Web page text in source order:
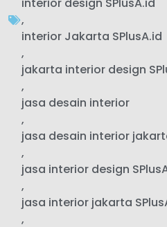
,
interior Jakarta SPlusA.id
,
jakarta interior design
,
jasa desain interior
,
jasa desain interior
,
jasa interior design
,
jasa interior jakarta
,